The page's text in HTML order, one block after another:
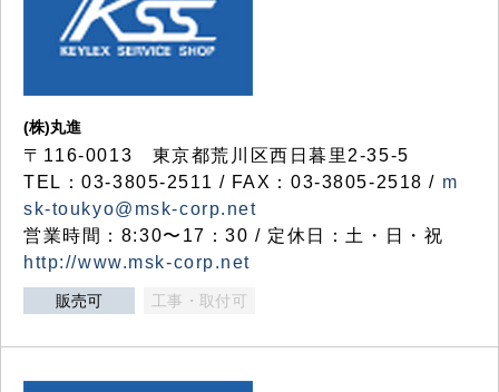
(株)丸進
〒116-0013 東京都荒川区西日暮里2-35-5
TEL：03-3805-2511 / FAX：03-3805-2518 / m
sk-toukyo@msk-corp.net
営業時間：8:30〜17：30 / 定休日：土・日・祝
http://www.msk-corp.net
販売可 工事・取付可